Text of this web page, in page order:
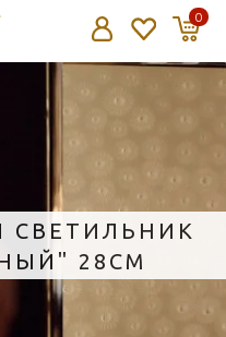
0
СВЕТИЛЬНИК
28СМ